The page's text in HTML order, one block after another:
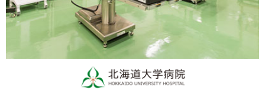
2025年11月7日～8日 第79回国立病院総合医学会に、大阪
医療センターBi-AMPSが出展します。開発中の製品等を展
示いたします。鳥取大学の開発中の製品もご紹介します。